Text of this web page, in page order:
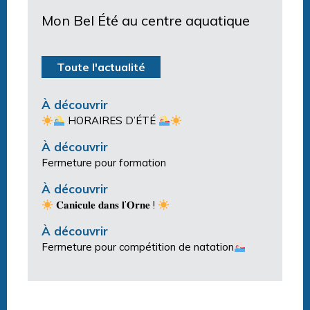
Mon Bel Été au centre aquatique
Toute l'actualité
À découvrir
HORAIRES D’ÉTÉ
À découvrir
Fermeture pour formation
À découvrir
𝐂𝐚𝐧𝐢𝐜𝐮𝐥𝐞 𝐝𝐚𝐧𝐬 𝐥’𝐎𝐫𝐧𝐞 !
À découvrir
Fermeture pour compétition de natation